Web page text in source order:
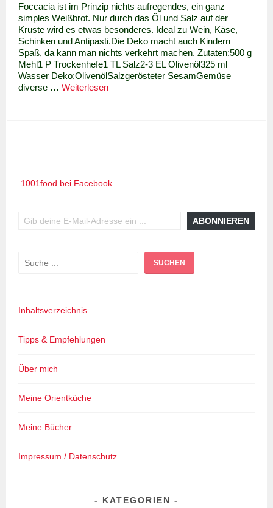
Foccacia ist im Prinzip nichts aufregendes, ein ganz
simples Weißbrot. Nur durch das Öl und Salz auf der
Kruste wird es etwas besonderes. Ideal zu Wein, Käse,
Schinken und Antipasti.Die Deko macht auch Kindern
Spaß, da kann man nichts verkehrt machen. Zutaten:500 g
Mehl1 P Trockenhefe1 TL Salz2-3 EL Olivenöl325 ml
Wasser Deko:OlivenölSalzgerösteter SesamGemüse
diverse …WeiterlesenFoccacia
1001food bei Facebook
ABONNIEREN
Suchen SUCHEN
Inhaltsverzeichnis
Tipps & Empfehlungen
Über mich
Meine Orientküche
Meine Bücher
Impressum / Datenschutz
KATEGORIEN